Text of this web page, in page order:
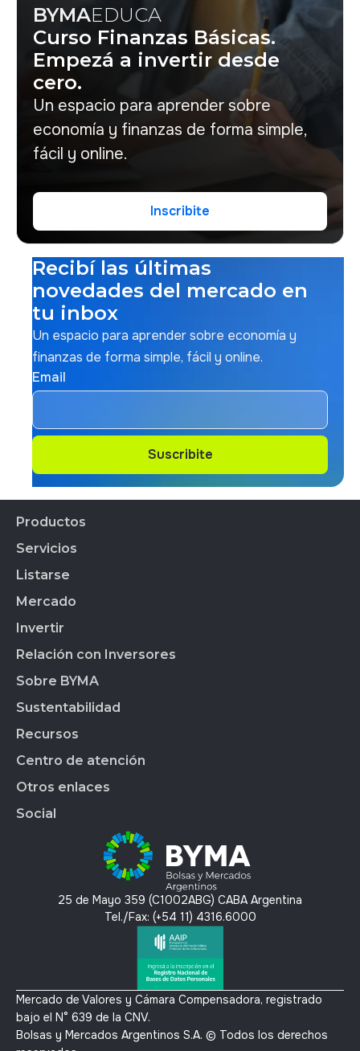
BYMAEDUCA
Curso Finanzas Básicas.
Empezá a invertir desde
cero.
Un espacio para aprender sobre
economía y finanzas de forma simple,
fácil y online.
Inscribite
Recibí las últimas
novedades del mercado en
tu inbox
Un espacio para aprender sobre economía y
finanzas de forma simple, fácil y online.
Email
Suscribite
Productos
Productos Financieros
CEDEARs
Cauci´ón
Acciones
BYMA Primarias
Productos de Datos
Indices
Soluciones Tecnológicas
OMS
Anima
Servicios
Todos los servicios
Listarse
Empresas Listadas
Índice de Sustentabilidad
Panel de Gob. Corp.
Panel de Bonos VS
Mercado
Calendario Bursátil
Horarios
Normas CNV
BYMADATA
BYMA DIGITAL
Invertir
Ranking de Agentes
Listado de Agentes
BYMALAB
Relación con Inversores
Perfil de BYMA
Gobierno Corporativo
Acción de BYMA
Hechos Relevantes
Calendario Anual de RI
Sobre BYMA
Grupo BYMA
Nuestra gente
Trabajá en BYMA
APLICAR
BYMA VENTURES
Sustentabilidad
Reportes
Gestión Interna
Índice de Sustentabilidad
Panel de Bonos SVS
Panel de Bonos VS
Mercado Voluntario de Carbono
Recursos
BYMA Newsroom
Kit de Prensa BYMA
Centro de atención
Contacto
Preguntas Frecuentes
Otros enlaces
T´érminos y condiciones
Política de privacidad y protección de datos
Social
Youtube25 de Mayo 359 (C1002ABG) CABA Argentina
Tel./Fax: (+54 11) 4316.6000
Mercado de Valores y Cámara Compensadora, registrado
bajo el N° 639 de la CNV.
Bolsas y Mercados Argentinos S.A. © Todos los derechos